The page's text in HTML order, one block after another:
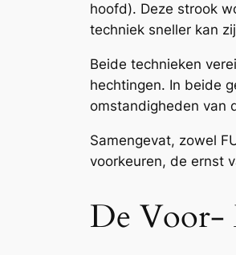
hoofd). Deze strook
techniek sneller kan
Beide technieken
hechtingen. In beide
omstandigheden van
Samengevat, zowel
voorkeuren, de ernst
De Voor-